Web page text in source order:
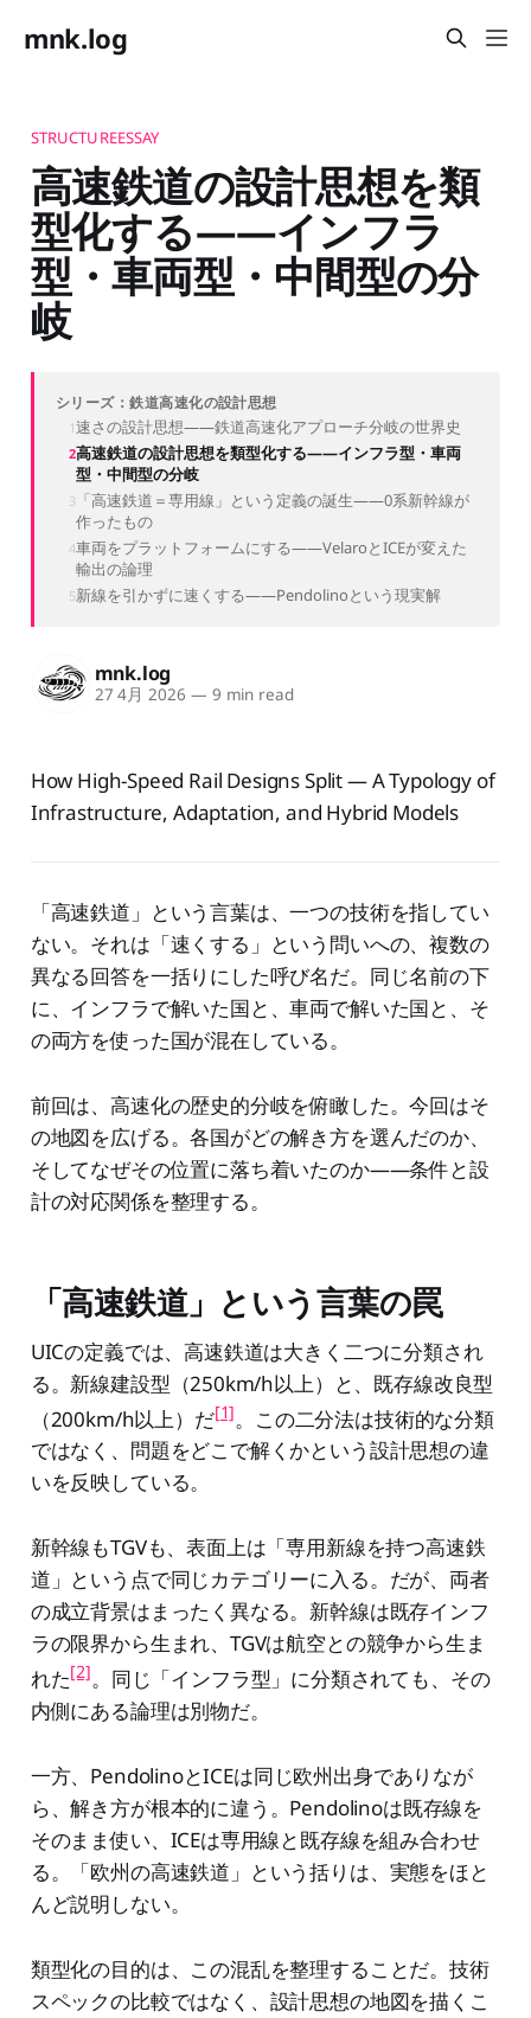
mnk.log
STRUCTUREESSAY
高速鉄道の設計思想を類
型化する——インフラ
型・車両型・中間型の分
岐
シリーズ：鉄道高速化の設計思想
速さの設計思想——鉄道高速化アプローチ分岐の世界史
高速鉄道の設計思想を類型化する——インフラ型・車両
型・中間型の分岐
「高速鉄道＝専用線」という定義の誕生——0系新幹線が
作ったもの
車両をプラットフォームにする——VelaroとICEが変えた
輸出の論理
新線を引かずに速くする——Pendolinoという現実解
mnk.log
27 4月 2026 — 9 min read
How High-Speed Rail Designs Split — A Typology of
Infrastructure, Adaptation, and Hybrid Models
「高速鉄道」という言葉は、一つの技術を指してい
ない。それは「速くする」という問いへの、複数の
異なる回答を一括りにした呼び名だ。同じ名前の下
に、インフラで解いた国と、車両で解いた国と、そ
の両方を使った国が混在している。
前回は、高速化の歴史的分岐を俯瞰した。今回はそ
の地図を広げる。各国がどの解き方を選んだのか、
そしてなぜその位置に落ち着いたのか——条件と設
計の対応関係を整理する。
「高速鉄道」という言葉の罠
UICの定義では、高速鉄道は大きく二つに分類され
る。新線建設型（250km/h以上）と、既存線改良型
（200km/h以上）だ[1]。この二分法は技術的な分類
ではなく、問題をどこで解くかという設計思想の違
いを反映している。
新幹線もTGVも、表面上は「専用新線を持つ高速鉄
道」という点で同じカテゴリーに入る。だが、両者
の成立背景はまったく異なる。新幹線は既存インフ
ラの限界から生まれ、TGVは航空との競争から生ま
れた[2]。同じ「インフラ型」に分類されても、その
内側にある論理は別物だ。
一方、PendolinoとICEは同じ欧州出身でありなが
ら、解き方が根本的に違う。Pendolinoは既存線を
そのまま使い、ICEは専用線と既存線を組み合わせ
る。「欧州の高速鉄道」という括りは、実態をほと
んど説明しない。
類型化の目的は、この混乱を整理することだ。技術
スペックの比較ではなく、設計思想の地図を描くこ